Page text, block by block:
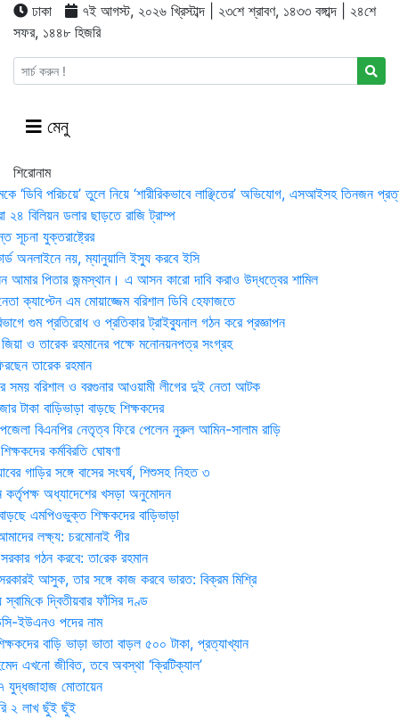
ঢাকা
৭ই আগস্ট, ২০২৬ খ্রিস্টাব্দ | ২৩শে শ্রাবণ, ১৪৩৩ বঙ্গাব্দ | ২৪শে
সফর, ১৪৪৮ হিজরি
মেনু
শিরোনাম
‘ডিবি পরিচয়ে’ তুলে নিয়ে ‘শারীরিকভাবে লাঞ্ছিতের’ অভিযোগ, এসআইসহ তিনজন
২৪ বিলিয়ন ডলার ছাড়তে রাজি ট্রাম্প
সূচনা যুক্তরাষ্ট্রের
অনলাইনে নয়, ম্যানুয়ালি ইস্যু করবে ইসি
পিতার জন্মস্থান। এ আসন কারো দাবি করাও উদ্ধত্বের শামিল
ক্যাপ্টেন এম মোয়াজ্জেম বরিশাল ডিবি হেফাজতে
গুম প্রতিরোধ ও প্রতিকার ট্রাইব্যুনাল গঠন করে প্রজ্ঞাপন
ও তারেক রহমানের পক্ষে মনোনয়নপত্র সংগ্রহ
তারেক রহমান
সময় ব‌রিশাল ও বরগুনার আওয়ামী লীগের দুই নেতা আটক
টাকা বাড়িভাড়া বাড়ছে শিক্ষকদের
বিএনপির নেতৃত্ব ফিরে পেলেন নুরুল আমিন-সালাম রাড়ি
কর্মবিরতি ঘোষণা
গাড়ির সঙ্গে বাসের সংঘর্ষ, শিশুসহ নিহত ৩
কর্তৃপক্ষ অধ্যাদেশের খসড়া অনুমোদন
এমপিওভুক্ত শিক্ষকদের বাড়িভাড়া
লক্ষ্য: চরমোনাই পীর
গঠন করবে: তা‌রেক রহমান
আসুক, তার সঙ্গে কাজ করবে ভারত: বিক্রম মিশ্রি
দ্বিতীয়বার ফাঁসির দণ্ড
ইউএনও পদের নাম
বাড়ি ভাড়া ভাতা বাড়ল ৫০০ টাকা, প্রত্যাখ্যান
এখনো জীবিত, তবে অবস্থা ‘ক্রিটিক্যাল’
যুদ্ধজাহাজ মোতায়েন
২ লাখ ছুঁই ছুঁই